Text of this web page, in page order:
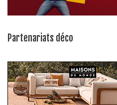
Partenariats déco